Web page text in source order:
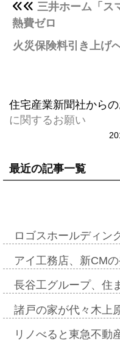
三井ホーム「ス
熱費ゼロ
火災保険料引き上げ
住宅産業新聞社からの
に関するお願い
最近の記事一覧
ロゴスホールディン
アイ工務店、新CM
長谷工グループ、住
諸戸の家が代々木上
リノべると東急不